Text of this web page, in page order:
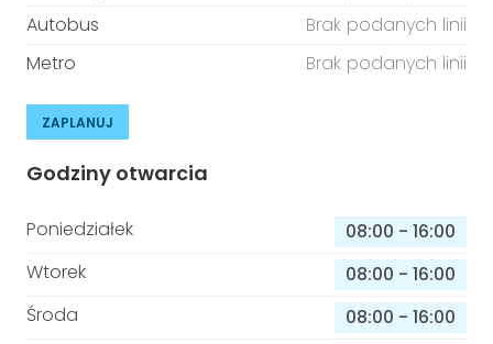
Autobus
Brak podanych linii
Metro
Brak podanych linii
ZAPLANUJ
Godziny otwarcia
Poniedziałek 08:00 - 16:00
Wtorek
08:00 - 16:00
Środa
08:00 - 16:00